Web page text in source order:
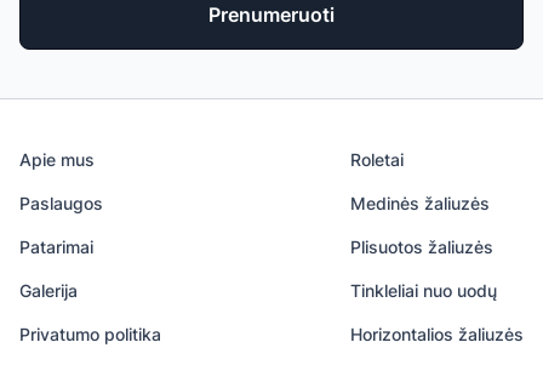
Prenumeruoti
Apie mus
Paslaugos
Patarimai
Galerija
Privatumo politika
Roletai
Medinės žaliuzės
Plisuotos žaliuzės
Tinkleliai nuo uodų
Horizontalios žaliuzės